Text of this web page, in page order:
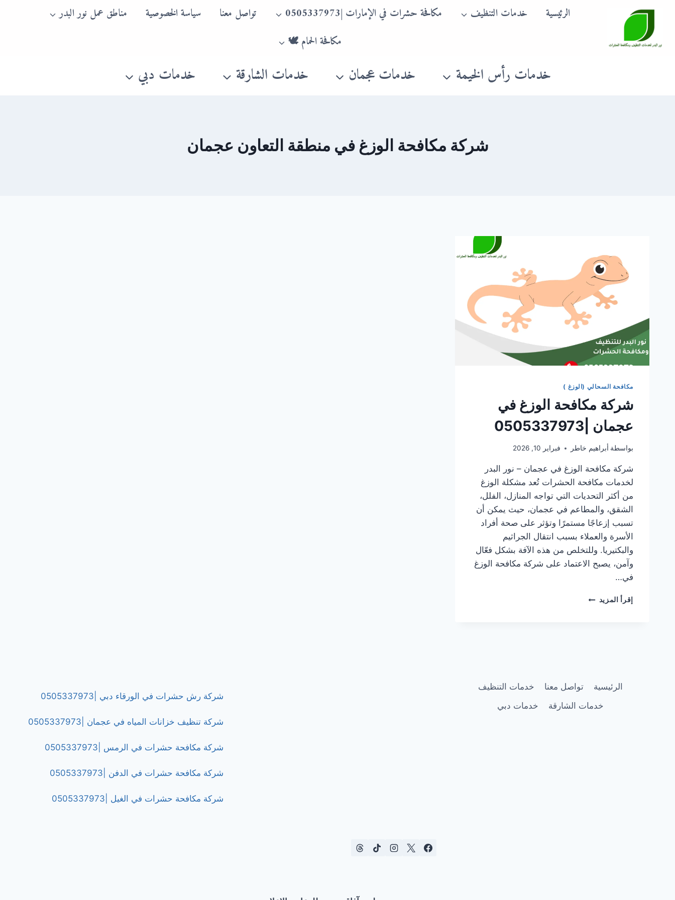
المحتوى
الرئيسية خدمات التنظيف مكافحة حشرات في الإمارات |0505337973 تواصل معنا سياسة الخصوصية
مناطق عمل نور البدر
مكافحة الحمام 🕊
خدمات رأس الخيمة خدمات عجمان خدمات الشارقة خدمات دبي
شركة مكافحة الوزغ في منطقة التعاون عجمان
مكافحة السحالي (الوزغ )
شركة مكافحة الوزغ في
عجمان |0505337973
بواسطة أبراهيم خاطر فبراير 10, 2026
شركة مكافحة الوزغ في عجمان – نور البدر
لخدمات مكافحة الحشرات تُعد مشكلة الوزغ
من أكثر التحديات التي تواجه المنازل، الفلل،
الشقق، والمطاعم في عجمان، حيث يمكن أن
تسبب إزعاجًا مستمرًا وتؤثر على صحة أفراد
الأسرة والعملاء بسبب انتقال الجراثيم
والبكتيريا. وللتخلص من هذه الآفة بشكل فعّال
وآمن، يصبح الاعتماد على شركة مكافحة الوزغ
في…
إقرأ المزيد شركة
الرئيسية تواصل معنا
خدمات التنظيف
خدمات الشارقة
خدمات دبي
شركة رش حشرات في الورقاء دبي |0505337973
شركة تنظيف خزانات المياه في عجمان |0505337973
شركة مكافحة حشرات في الرمس |0505337973
شركة مكافحة حشرات في الدفن |0505337973
شركة مكافحة حشرات في الغيل |0505337973